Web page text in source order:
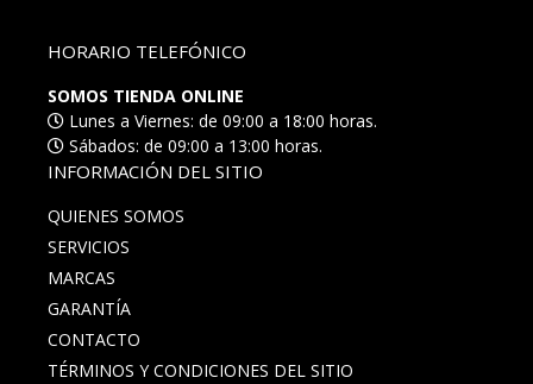
HORARIO TELEFÓNICO
SOMOS TIENDA ONLINE
Lunes a Viernes: de 09:00 a 18:00 horas.
Sábados: de 09:00 a 13:00 horas.
INFORMACIÓN DEL SITIO
QUIENES SOMOS
SERVICIOS
MARCAS
GARANTÍA
CONTACTO
TÉRMINOS Y CONDICIONES DEL SITIO